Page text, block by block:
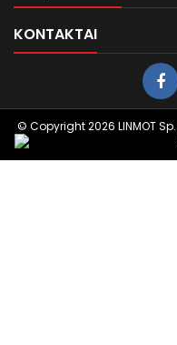
KONTAKTAI
© Copyright 2026 LINMOT